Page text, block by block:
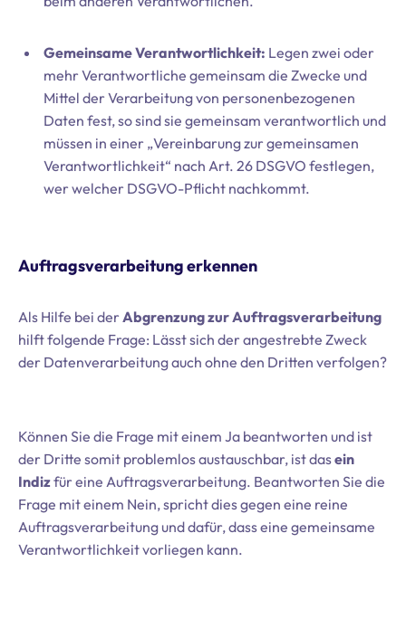
Gemeinsame Verantwortlichkeit: Legen zwei oder
mehr Verantwortliche gemeinsam die Zwecke und
Mittel der Verarbeitung von personenbezogenen
Daten fest, so sind sie gemeinsam verantwortlich und
müssen in einer „Vereinbarung zur gemeinsamen
Verantwortlichkeit“ nach Art. 26 DSGVO festlegen,
wer welcher DSGVO-Pflicht nachkommt.
Auftragsverarbeitung erkennen
Als Hilfe bei derAbgrenzung zur Auftragsverarbeitung
hilft folgende Frage: Lässt sich der angestrebte Zweck
der Datenverarbeitung auch ohne den Dritten verfolgen?
Können Sie die Frage mit einem Ja beantworten und ist
der Dritte somit problemlos austauschbar, ist dasein
Indizfür eine Auftragsverarbeitung. Beantworten Sie die
Frage mit einem Nein, spricht dies gegen eine reine
Auftragsverarbeitung und dafür, dass eine gemeinsame
Verantwortlichkeit vorliegen kann.